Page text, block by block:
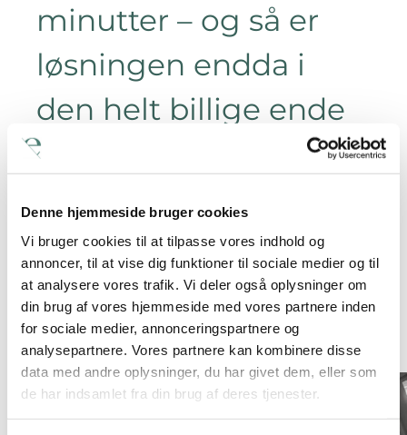
Denne hjemmeside bruger cookies
Vi bruger cookies til at tilpasse vores indhold og
annoncer, til at vise dig funktioner til sociale medier og til
at analysere vores trafik. Vi deler også oplysninger om
din brug af vores hjemmeside med vores partnere inden
for sociale medier, annonceringspartnere og
analysepartnere. Vores partnere kan kombinere disse
data med andre oplysninger, du har givet dem, eller som
de har indsamlet fra din brug af deres tjenester.
minutter – og så er
løsningen endda i
den helt billige ende
af
omkostningsskalaen.